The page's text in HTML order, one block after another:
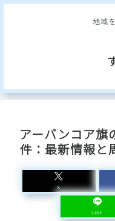
地域
アーバンコア旗
件：最新情報と
X
LINE